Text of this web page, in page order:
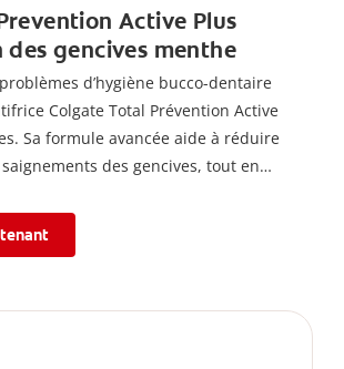
Active Plus
gencives menthe
d’hygiène bucco-dentaire
Colgate Total Prévention Active
Sa formule avancée aide à réduire
des gencives, tout en